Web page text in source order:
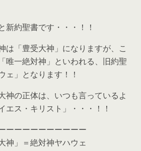
新約聖書です・・・！！
は「豊受大神」になりますが、こ
唯一絶対神」といわれる、旧約聖
ェ」となります！！
神の正体は、いつも言っているよ
エス・キリスト」・・・！！
ーーーーーーーーーー
神」＝絶対神ヤハウェ